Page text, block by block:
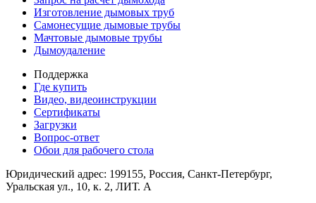
Изготовление дымовых труб
Самонесущие дымовые трубы
Мачтовые дымовые трубы
Дымоудаление
Поддержка
Где купить
Видео, видеоинструкции
Сертификаты
Загрузки
Вопрос-ответ
Обои для рабочего стола
Юридический адрес: 199155, Россия, Санкт-Петербург,
Уральская ул., 10, к. 2, ЛИТ. А